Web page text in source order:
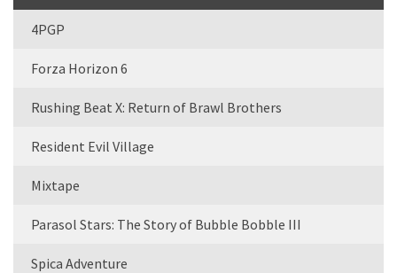
4PGP
Forza Horizon 6
Rushing Beat X: Return of Brawl Brothers
Resident Evil Village
Mixtape
Parasol Stars: The Story of Bubble Bobble III
Spica Adventure